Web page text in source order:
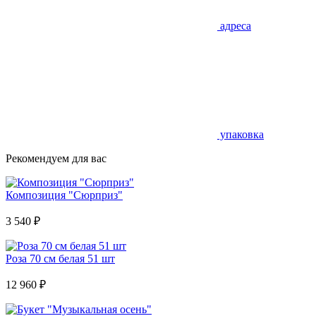
адреса
упаковка
Рекомендуем для вас
Композиция "Сюрприз"
3 540 ₽
Роза 70 см белая 51 шт
12 960 ₽